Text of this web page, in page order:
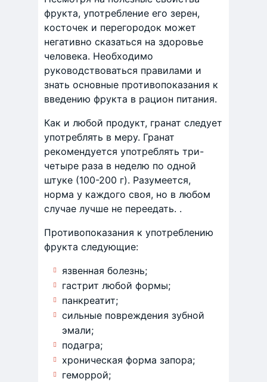
фрукта, употребление его зерен,
косточек и перегородок может
негативно сказаться на здоровье
человека. Необходимо
руководствоваться правилами и
знать основные противопоказания к
введению фрукта в рацион питания.
Как и любой продукт, гранат следует
употреблять в меру. Гранат
рекомендуется употреблять три-
четыре раза в неделю по одной
штуке (100-200 г). Разумеется,
норма у каждого своя, но в любом
случае лучше не переедать. .
Противопоказания к употреблению
фрукта следующие:
язвенная болезнь;
гастрит любой формы;
панкреатит;
сильные повреждения зубной
эмали;
подагра;
хроническая форма запора;
геморрой;